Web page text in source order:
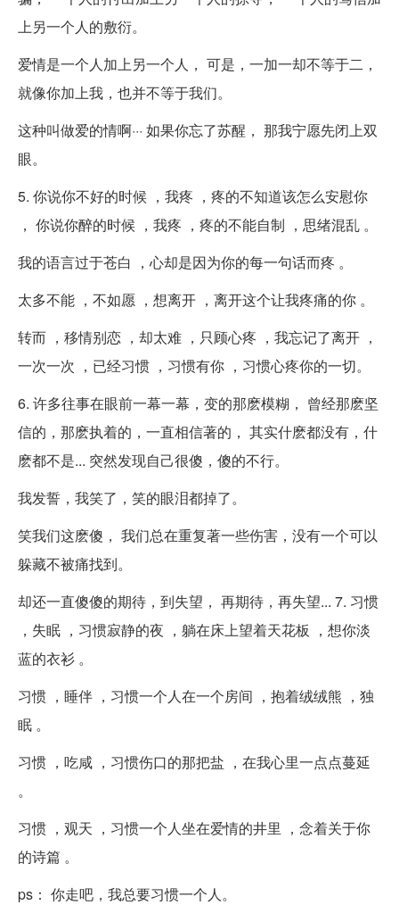
上另一个人的敷衍。
爱情是一个人加上另一个人， 可是，一加一却不等于二，
就像你加上我，也并不等于我们。
这种叫做爱的情啊··· 如果你忘了苏醒， 那我宁愿先闭上双
眼。
5. 你说你不好的时候 ，我疼 ，疼的不知道该怎么安慰你
， 你说你醉的时候 ，我疼 ，疼的不能自制 ，思绪混乱 。
我的语言过于苍白 ，心却是因为你的每一句话而疼 。
太多不能 ，不如愿 ，想离开 ，离开这个让我疼痛的你 。
转而 ，移情别恋 ，却太难 ，只顾心疼 ，我忘记了离开 ，
一次一次 ，已经习惯 ，习惯有你 ，习惯心疼你的一切。
6. 许多往事在眼前一幕一幕，变的那麽模糊， 曾经那麽坚
信的，那麽执着的，一直相信著的， 其实什麽都没有，什
麽都不是... 突然发现自己很傻，傻的不行。
我发誓，我笑了，笑的眼泪都掉了。
笑我们这麽傻， 我们总在重复著一些伤害，没有一个可以
躲藏不被痛找到。
却还一直傻傻的期待，到失望， 再期待，再失望... 7. 习惯
，失眠 ，习惯寂静的夜 ，躺在床上望着天花板 ，想你淡
蓝的衣衫 。
习惯 ，睡伴 ，习惯一个人在一个房间 ，抱着绒绒熊 ，独
眠 。
习惯 ，吃咸 ，习惯伤口的那把盐 ，在我心里一点点蔓延
。
习惯 ，观天 ，习惯一个人坐在爱情的井里 ，念着关于你
的诗篇 。
ps： 你走吧，我总要习惯一个人。